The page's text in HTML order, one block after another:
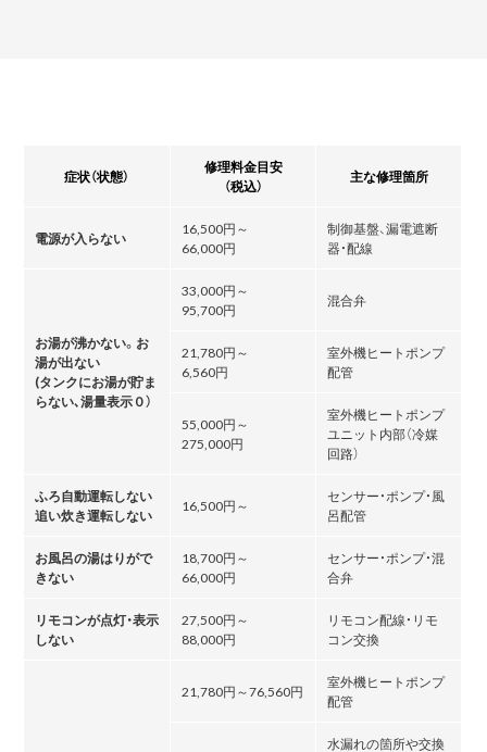
症状（状態）
修理料金目安
（税込）
主な修理箇所
電源が入らない
16,500円～
66,000円
制御基盤、漏電遮断
器・配線
お湯が沸かない。お
湯が出ない
(タンクにお湯が貯ま
らない､湯量表示０）
33,000円～
95,700円
混合弁
21,780円～
6,560円
室外機ヒートポンプ
配管
55,000円～
275,000円
室外機ヒートポンプ
ユニット内部（冷媒
回路）
ふろ自動運転しない
追い炊き運転しない
16,500円～
センサー・ポンプ・風
呂配管
お風呂の湯はりがで
きない
18,700円～
66,000円
センサー・ポンプ・混
合弁
リモコンが点灯・表示
しない
27,500円～
88,000円
リモコン配線・リモ
コン交換
21,780円～76,560円
室外機ヒートポンプ
配管
水漏れの箇所や交換